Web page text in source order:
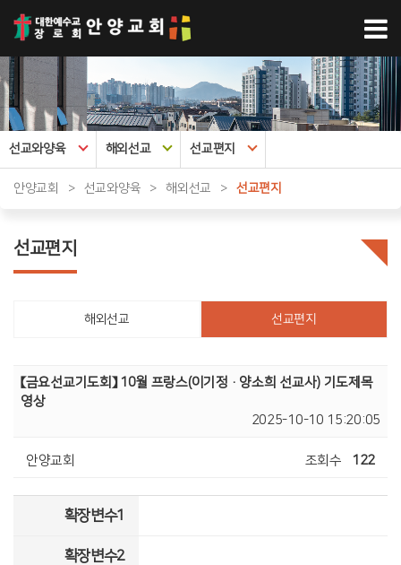
선교와양육 해외선교 선교편지
안양교회 > 선교와양육 > 해외선교 > 선교편지
선교편지
해외선교 선교편지
【금요선교기도회】 10월 프랑스(이기정·양소희 선교사) 기도제목
영상
2025-10-10 15:20:05
안양교회 조회수 122
확장변수1
확장변수2